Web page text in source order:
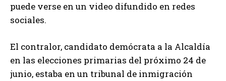
puede verse en un video difundido en redes
sociales.
El contralor, candidato demócrata a la Alcaldía
en las elecciones primarias del próximo 24 de
junio, estaba en un tribunal de inmigración